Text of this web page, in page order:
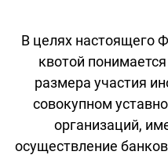
В целях настоящего
квотой
размера участия
совокупном
организаций,
осуществление